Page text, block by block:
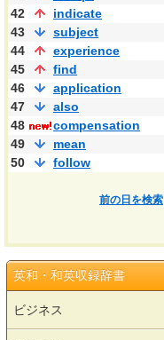
42
indicate
43
subject
44
experience
45
find
46
application
47
also
48
compensation
49
mean
50
follow
前の日を検索
英和・和英収録辞書
ビジネス